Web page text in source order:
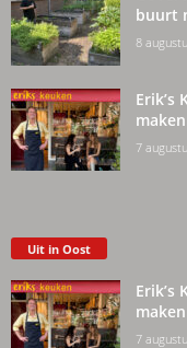
buurt
8
Erik’s
7
Uit in Oost
Erik’s
7